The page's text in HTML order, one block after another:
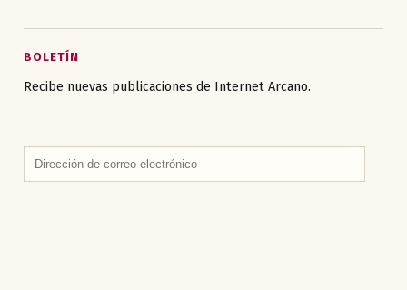
BOLETÍN
Recibe nuevas publicaciones de Internet Arcano.
Dirección
de